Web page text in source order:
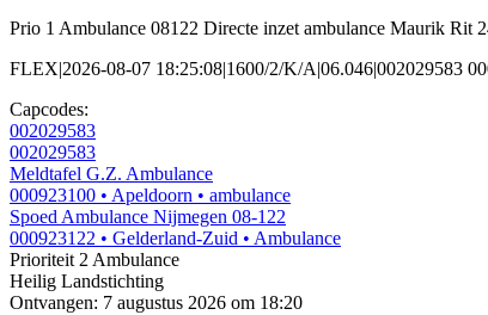
Prio 1 Ambulance 08122 Directe inzet ambulance Maurik Rit
FLEX|2026-08-07 18:25:08|1600/2/K/A|06.046|002029583
Capcodes:
002029583
002029583
Meldtafel G.Z. Ambulance
000923100 • Apeldoorn • ambulance
Spoed Ambulance Nijmegen 08-122
000923122 • Gelderland-Zuid • Ambulance
Prioriteit 2 Ambulance
Heilig Landstichting
Ontvangen: 7 augustus 2026 om 18:20